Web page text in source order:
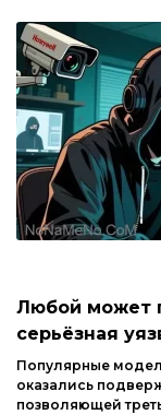
Любой может
серьёзная
Популярные
оказались
позволяющей